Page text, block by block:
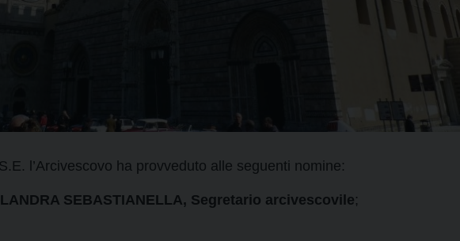
l’Arcivescovo ha provveduto alle seguenti nomine:
SEBASTIANELLA, Segretario arcivescovile;